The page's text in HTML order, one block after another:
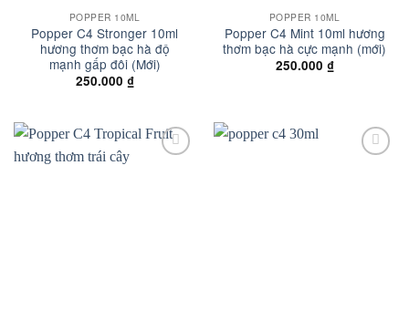
POPPER 10ML
Popper C4 Stronger 10ml
hương thơm bạc hà độ
mạnh gấp đôi (Mới)
250.000 ₫
POPPER 10ML
Popper C4 Mint 10ml hương
thơm bạc hà cực mạnh (mới)
250.000 ₫